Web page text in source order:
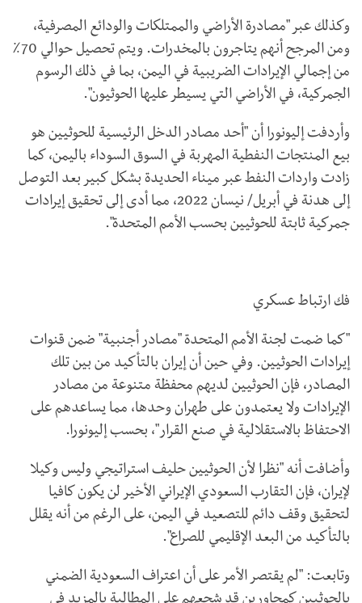
وكذلك عبر "مصادرة الأراضي والممتلكات والودائع المصرفية،
ومن المرجح أنهم يتاجرون بالمخدرات. ويتم تحصيل حوالي 70٪
من إجمالي الإيرادات الضريبية في اليمن، بما في ذلك الرسوم
الجمركية، في الأراضي التي يسيطر عليها الحوثيون".
وأردفت إليونورا أن "أحد مصادر الدخل الرئيسية للحوثيين هو
بيع المنتجات النفطية المهربة في السوق السوداء باليمن، كما
زادت واردات النفط عبر ميناء الحديدة بشكل كبير بعد التوصل
إلى هدنة في أبريل/ نيسان 2022، مما أدى إلى تحقيق إيرادات
جمركية ثابتة للحوثيين بحسب الأمم المتحدة".
فك ارتباط عسكري
"كما ضمت لجنة الأمم المتحدة "مصادر أجنبية" ضمن قنوات
إيرادات الحوثيين. وفي حين أن إيران بالتأكيد من بين تلك
المصادر، فإن الحوثيين لديهم محفظة متنوعة من مصادر
الإيرادات ولا يعتمدون على طهران وحدها، مما يساعدهم على
الاحتفاظ بالاستقلالية في صنع القرار"، بحسب إليونورا.
وأضافت أنه "نظرا لأن الحوثيين حليف استراتيجي وليس وكيلا
لإيران، فإن التقارب السعودي الإيراني الأخير لن يكون كافيا
لتحقيق وقف دائم للتصعيد في اليمن، على الرغم من أنه يقلل
بالتأكيد من البعد الإقليمي للصراع".
وتابعت: "لم يقتصر الأمر على أن اعتراف السعودية الضمني